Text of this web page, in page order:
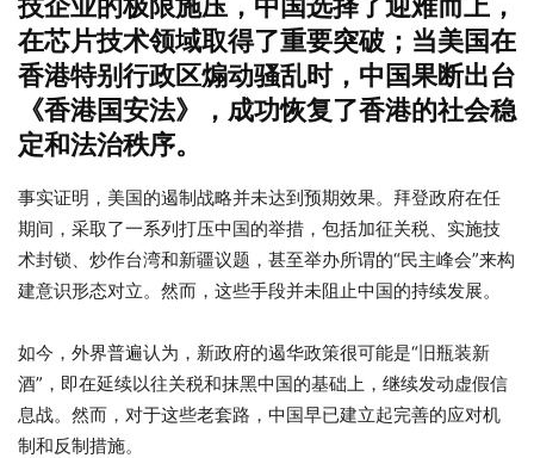
在芯片技术领域取得了重要突破；当美国在
香港特别行政区煽动骚乱时，中国果断出台
《香港国安法》，成功恢复了香港的社会稳
定和法治秩序。
事实证明，美国的遏制战略并未达到预期效果。拜登政府在任
期间，采取了一系列打压中国的举措，包括加征关税、实施技
术封锁、炒作台湾和新疆议题，甚至举办所谓的“民主峰会”来构
建意识形态对立。然而，这些手段并未阻止中国的持续发展。
如今，外界普遍认为，新政府的遏华政策很可能是“旧瓶装新
酒”，即在延续以往关税和抹黑中国的基础上，继续发动虚假信
息战。然而，对于这些老套路，中国早已建立起完善的应对机
制和反制措施。